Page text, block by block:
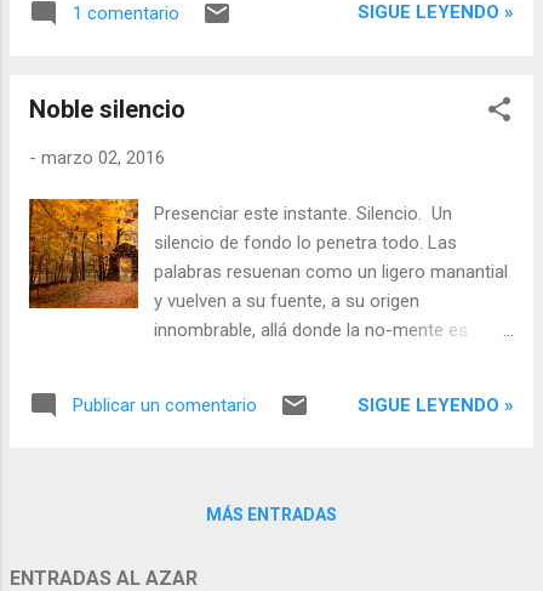
ser está y siempre ha estado aquí y ahora.
de lo que ya eres. Y el misterio se hace
a este mundo, sin saber cómo ni porqué
envuelve, al mismo tiempo, de inmensa y
secreta belleza.
1 comentario SIGUE LEYENDO »
Noble silencio
- marzo 02, 2016
Presenciar este instante. Silencio. Un
silencio de fondo lo penetra todo. Las
palabras resuenan como un ligero manantial
y vuelven a su fuente, a su origen
innombrable, allá donde la no-mente es
Publicar un comentario SIGUE LEYENDO »
MÁS ENTRADAS
ENTRADAS AL AZAR